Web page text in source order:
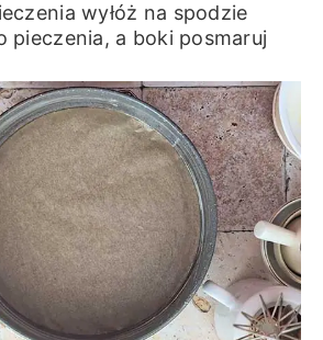
wyłóż na spodzie
pieczenia, a boki posmaruj